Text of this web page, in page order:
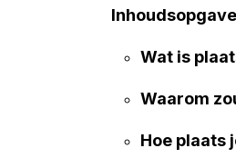
Inhoudsopgave
Wat is
Waarom
Hoe plaats